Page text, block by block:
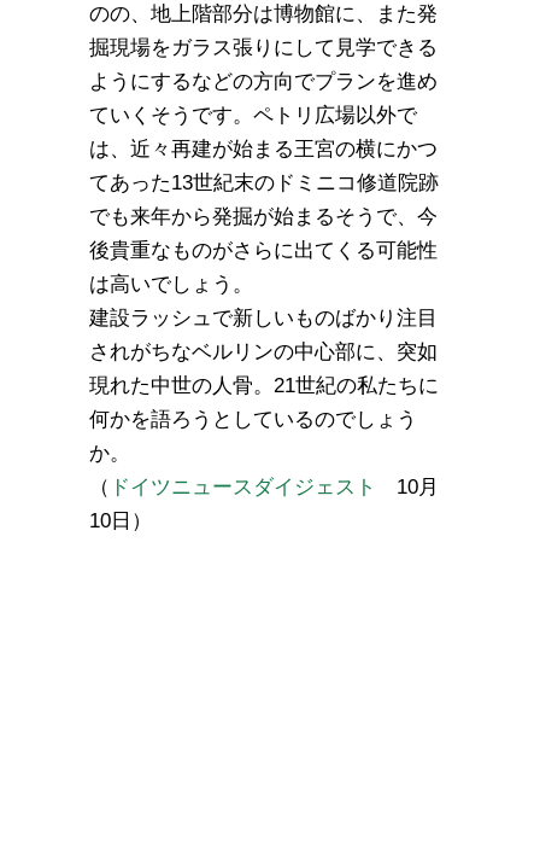
のの、地上階部分は博物館に、また発
掘現場をガラス張りにして見学できる
ようにするなどの方向でプランを進め
ていくそうです。ペトリ広場以外で
は、近々再建が始まる王宮の横にかつ
てあった13世紀末のドミニコ修道院跡
でも来年から発掘が始まるそうで、今
後貴重なものがさらに出てくる可能性
は高いでしょう。
建設ラッシュで新しいものばかり注目
されがちなベルリンの中心部に、突如
現れた中世の人骨。21世紀の私たちに
何かを語ろうとしているのでしょう
か。
（ ドイツニュースダイジェスト
10月
10日）